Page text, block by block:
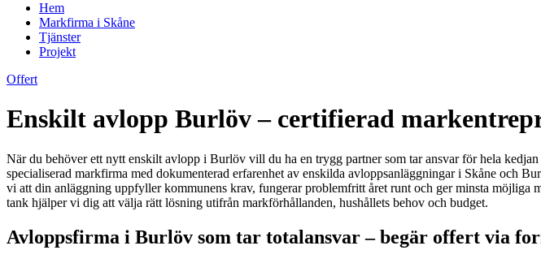
Hem
Markfirma i Skåne
Tjänster
Projekt
Offert
Enskilt avlopp Burlöv – certifierad
När du behöver ett nytt enskilt avlopp i Burlöv vill du ha en trygg partner som tar ansvar för hela
specialiserad markfirma med dokumenterad erfarenhet av enskilda avloppsanläggningar i Skåne och
vi att din anläggning uppfyller kommunens krav, fungerar problemfritt året runt och ger minsta
tank hjälper vi dig att välja rätt lösning utifrån markförhållanden, hushållets behov och budget.
Avloppsfirma i Burlöv som tar totalansvar – begär offert via